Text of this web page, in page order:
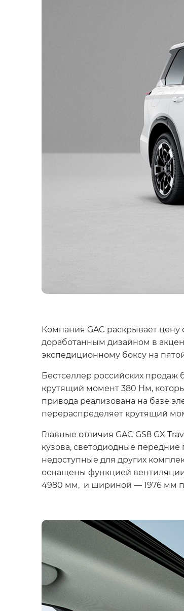
Компания GAC раскрывает
доработанным дизайном в
экспедиционному боксу на
Бестселлер российских
крутящий момент 380 Нм,
привода реализована на базе
перераспределяет крутящий
Главные отличия GAC GS8 GX
кузова, светодиодные
недоступные для других
оснащены функцией
4980 мм, и шириной — 1976 мм